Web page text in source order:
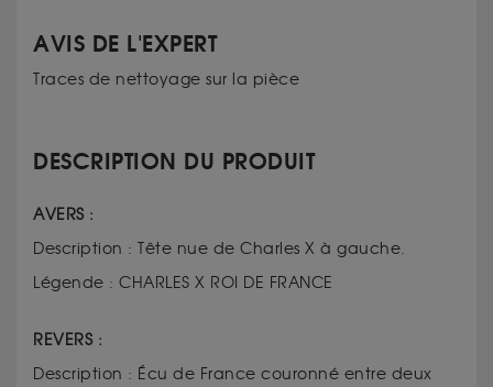
AVIS DE L'EXPERT
Traces de nettoyage sur la pièce
DESCRIPTION DU PRODUIT
AVERS :
Description : Tête nue de Charles X à gauche.
Légende : CHARLES X ROI DE FRANCE
REVERS :
Description : Écu de France couronné entre deux